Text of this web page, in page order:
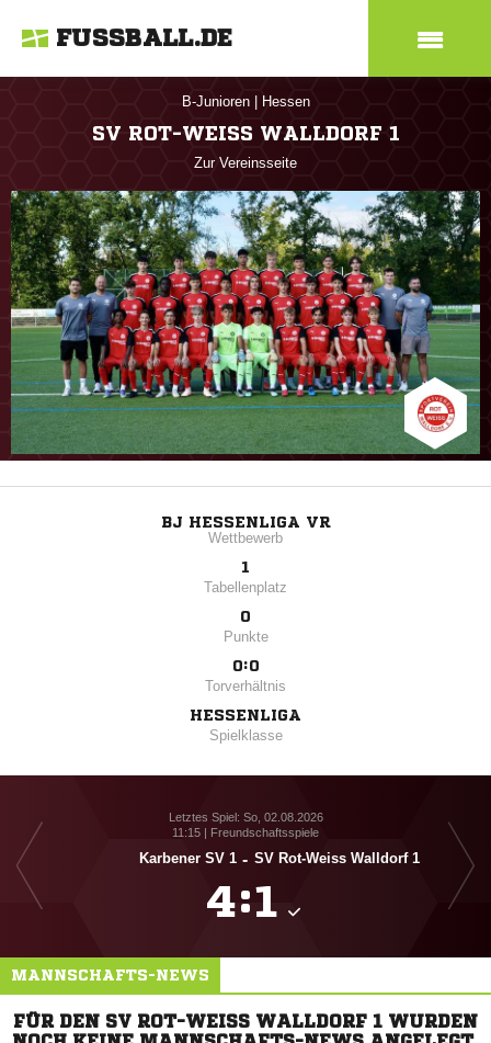
FUSSBALL.DE
B-Junioren Hessen
SV ROT-WEISS WALLDORF 1
Zur Vereinsseite
BJ HESSENLIGA VR
Wettbewerb
1
Tabellenplatz
0
Punkte
0:0
Torverhältnis
HESSENLIGA
Spielklasse
Letztes Spiel: So, 02.08.2026
11:15 | Freundschaftsspiele
Karbener SV 1 - SV Rot-Weiss Walldorf 1
:
SV
MANNSCHAFTS-NEWS
FÜR DEN SV ROT-WEISS WALLDORF 1 WURDEN